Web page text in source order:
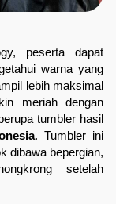
peserta dapat
warna yang
lebih maksimal
meriah dengan
tumbler hasil
. Tumbler ini
dibawa bepergian,
setelah